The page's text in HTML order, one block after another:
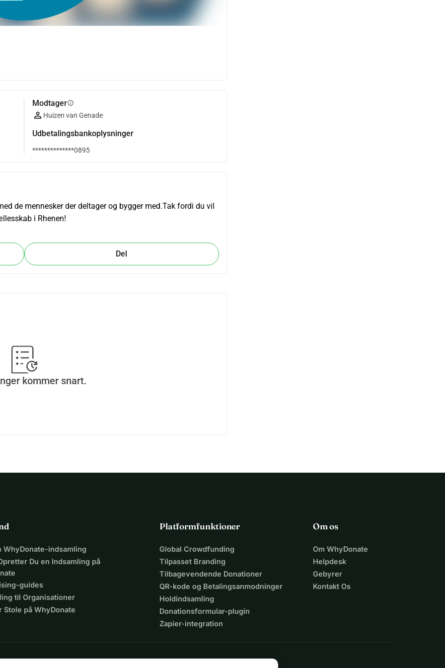
Modtagerinfo
Huizen van Genade
Udbetalingsbankoplysninger
**************0895
de mennesker der deltager og bygger med.Tak fordi du vil
i Rhenen!
Del
kommer snart.
WhyDonate-indsamling
Du en Indsamling på
guides
til Organisationer
Stole på WhyDonate
Platformfunktioner
Global Crowdfunding
Tilpasset Branding
Tilbagevendende Donationer
QR-kode og Betalingsanmodninger
Holdindsamling
Donationsformular-plugin
Zapier-integration
Om os
Om WhyDonate
Helpdesk
Gebyrer
Kontakt Os